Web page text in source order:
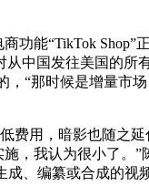
能“TikTok Shop”
中国发往美国的
“那时候是增量市
用，暗影也随之
，我认为很小了。
、编纂或合成的视